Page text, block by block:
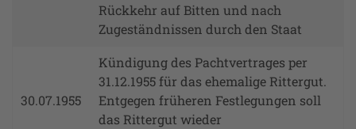
Rückkehr auf Bitten und nach
Zugeständnissen durch den Staat
30.07.1955
Kündigung des Pachtvertrages per
31.12.1955 für das ehemalige Rittergut.
Entgegen früheren Festlegungen soll
das Rittergut wieder